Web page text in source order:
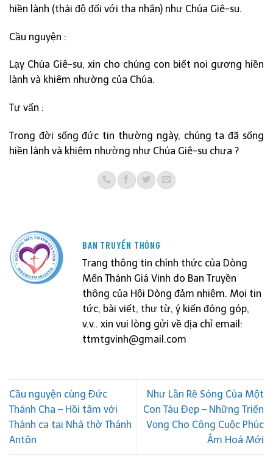
hiền lành (thái độ đối với tha nhân) như Chúa Giê-su.
Cầu nguyện :
Lạy Chúa Giê-su, xin cho chúng con biết noi gương hiền
lành và khiêm nhường của Chúa.
Tự vấn :
Trong đời sống đức tin thường ngày, chúng ta đã sống
hiền lành và khiêm nhường như Chúa Giê-su chưa ?
BAN TRUYỀN THÔNG
Trang thông tin chính thức của Dòng
Mến Thánh Giá Vinh do Ban Truyền
thông của Hội Dòng đảm nhiệm. Mọi tin
tức, bài viết, thư từ, ý kiến đóng góp,
v.v.. xin vui lòng gửi về địa chỉ email:
ttmtgvinh@gmail.com
Cầu nguyện cùng Đức
Thánh Cha – Hồi tâm với
Thánh ca tại Nhà thờ Thánh
Antôn
Như Lằn Rẽ Sóng Của Một
Con Tàu Đẹp – Những Triển
Vọng Cho Công Cuộc Phúc
Âm Hoá Mới